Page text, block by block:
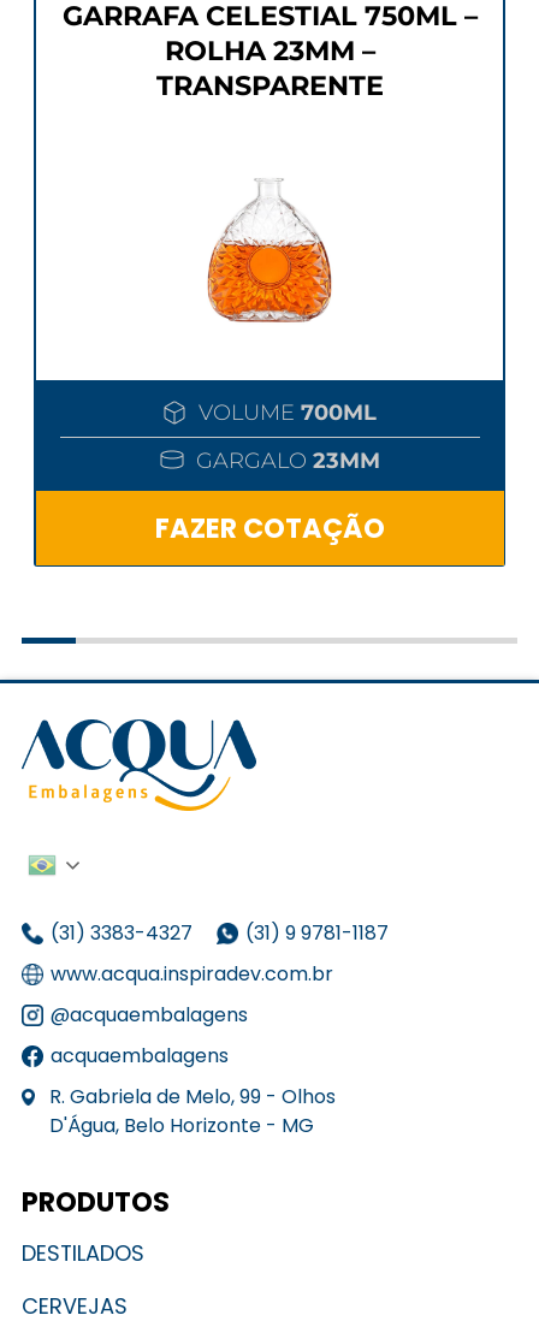
GARRAFA CELESTIAL 750ML –
ROLHA 23MM –
TRANSPARENTE
VOLUME 700ML
GARGALO 23MM
FAZER COTAÇÃO
(31) 3383-4327
(31) 9 9781-1187
www.acqua.inspiradev.com.br
@acquaembalagens
acquaembalagens
R. Gabriela de Melo, 99 - Olhos
D'Água, Belo Horizonte - MG
PRODUTOS
DESTILADOS
CERVEJAS